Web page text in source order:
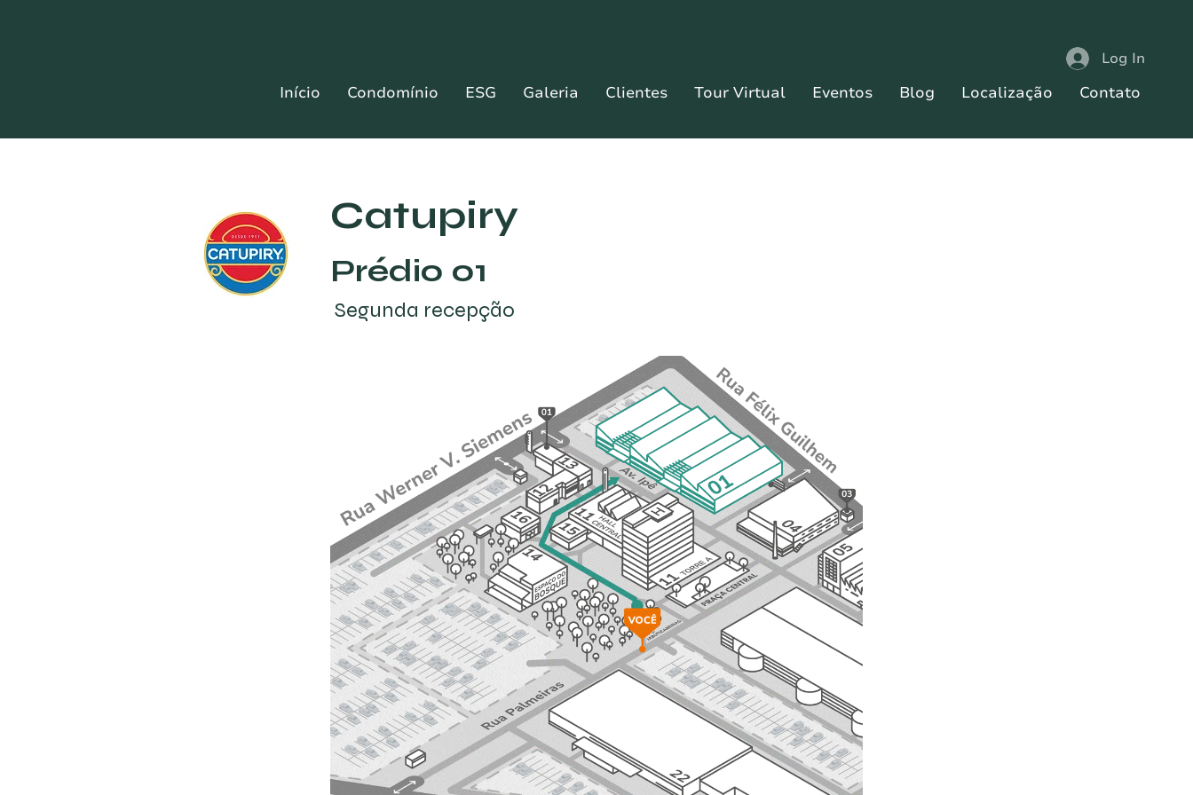
Log In
Início Condomínio ESG Galeria Clientes Tour Virtual Eventos Blog Localização Contato
Catupiry
Prédio 01
Segunda recepção